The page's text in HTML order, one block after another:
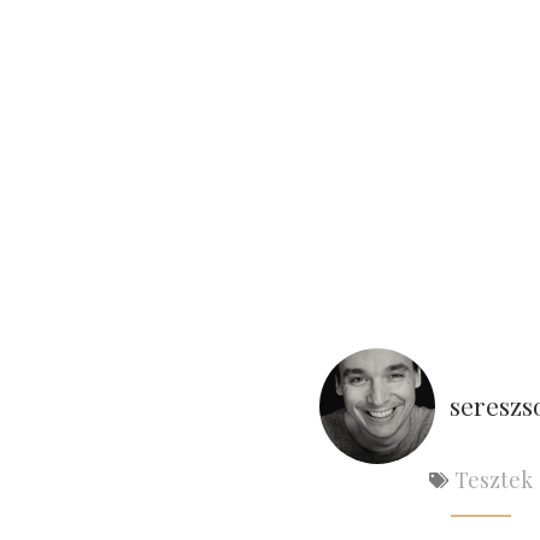
Tesztek